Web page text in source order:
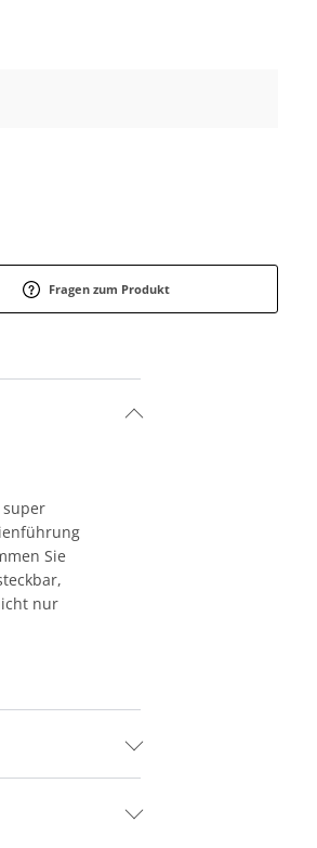
Fragen zum Produkt
super
Sie
nur